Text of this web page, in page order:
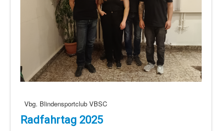
Vbg. Blindensportclub VBSC
Radfahrtag 2025